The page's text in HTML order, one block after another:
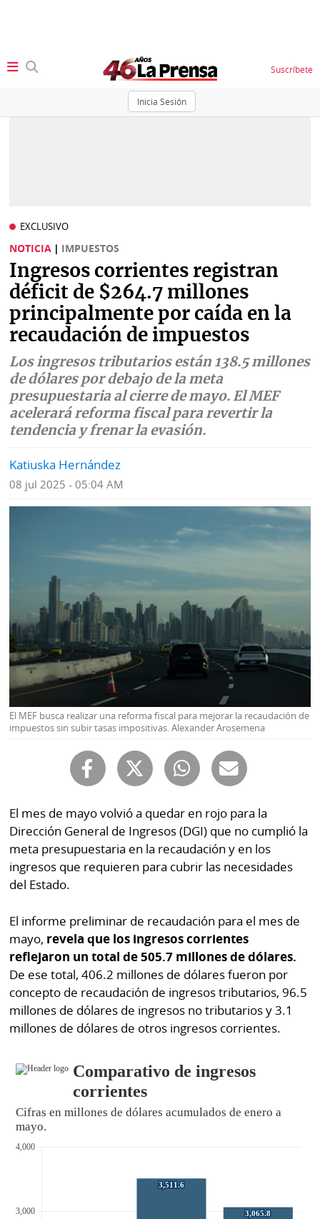
Inicia Sesión
Suscríbete
Sociedad
Judiciales
Política
Economía
Mundo
Deportes
Tecnología
Ponle
la
K
Vivir+
Opinión
Fotografías
Videos
Fe
de
erratas
Historias
SERVICIOS
Paper
Buscador
Comunicados
Catálogos
Lotería
Luctuosas
Contenido
de
marcas
RSS
Autores
Notas
al
Buenas
prácticas
SITIOS
Metro
por
Metro
Tienda
Panamá
Tus
Cero
KM
Mi
Diario
Ellas
Club
Prensa
Busca
Fácil
⌾
Hoy
por
⌾
⌾
EXCLUSIVO
NOTICIA | IMPUESTOS
Ingresos corrientes registran
déficit de $264.7 millones
principalmente por caída en la
recaudación de impuestos
Los ingresos tributarios están 138.5 millones
de dólares por debajo de la meta
presupuestaria al cierre de mayo. El MEF
acelerará reforma fiscal para revertir la
tendencia y frenar la evasión.
Katiuska Hernández
08 jul 2025 - 05:04 AM
El MEF busca realizar una reforma fiscal para mejorar la recaudación de
impuestos sin subir tasas impositivas. Alexander Arosemena
El mes de mayo volvió a quedar en rojo para la
Dirección General de Ingresos (DGI) que no cumplió la
meta presupuestaria en la recaudación y en los
ingresos que requieren para cubrir las necesidades
del Estado.
El informe preliminar de recaudación para el mes de
mayo, revela que los ingresos corrientes
reflejaron un total de 505.7 millones de dólares.
De ese total, 406.2 millones de dólares fueron por
concepto de recaudación de ingresos tributarios, 96.5
millones de dólares de ingresos no tributarios y 3.1
millones de dólares de otros ingresos corrientes.